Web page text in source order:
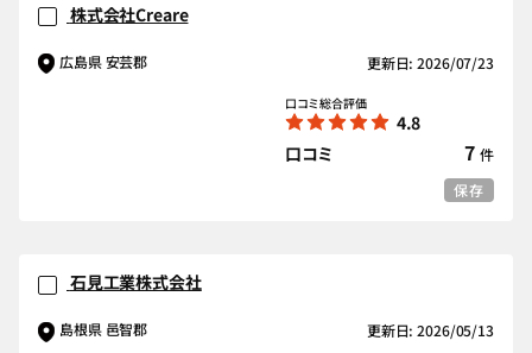
株式会社Creare
広島県 安芸郡 更新日: 2026/07/23
口コミ総合評価
4.8
口コミ
7 件
保存
石見工業株式会社
島根県 邑智郡 更新日: 2026/05/13